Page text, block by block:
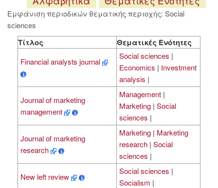
Εμφάνιση περιοδικών θεματικής περιοχής: Social
sciences
Τίτλος Θεματικές Ενότητες
Financial analysts journal
Social sciences |
Economics | Investment
analysis |
Journal of marketing
management
Management |
Marketing | Social
sciences |
Journal of marketing
research
Marketing | Marketing
research | Social
sciences |
New left review
Social sciences |
Socialism |